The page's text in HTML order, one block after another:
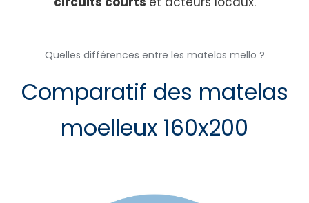
Quelles différences entre les matelas mello ?
Comparatif des matelas
moelleux 160x200